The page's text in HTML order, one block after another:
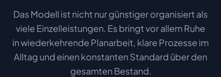
Das Modell ist nicht nur günstiger organisiert als
viele Einzelleistungen. Es bringt vor allem Ruhe
in wiederkehrende Planarbeit, klare Prozesse im
Alltag und einen konstanten Standard über den
gesamten Bestand.